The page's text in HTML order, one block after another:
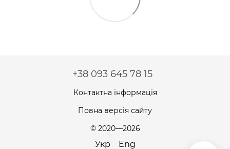
+38 093 645 78 15
Контактна інформація
Повна версія сайту
© 2020—2026
Укр Eng